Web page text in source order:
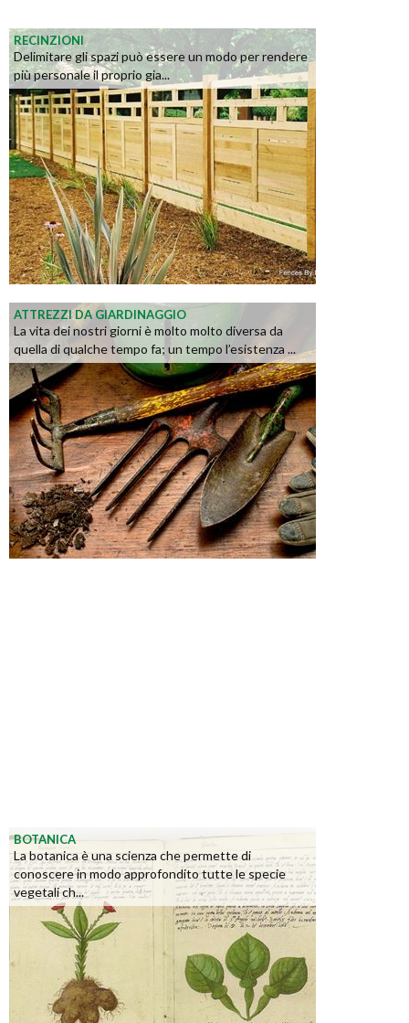
RECINZIONI
Delimitare gli spazi può essere un modo per rendere
più personale il proprio gia...
ATTREZZI DA GIARDINAGGIO
La vita dei nostri giorni è molto molto diversa da
quella di qualche tempo fa; un tempo l’esistenza ...
BOTANICA
La botanica è una scienza che permette di
conoscere in modo approfondito tutte le specie
vegetali ch...